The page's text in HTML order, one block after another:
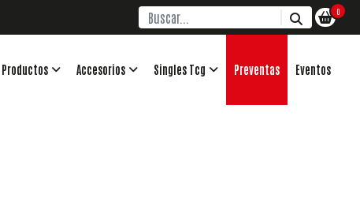
0
Productos Accesorios Singles Tcg Preventas Eventos